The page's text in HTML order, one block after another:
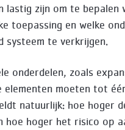
lastig zijn om te bepalen
toepassing en welke
systeem te verkrijgen.
onderdelen, zoals
elementen moeten tot
natuurlijk: hoe hoger
hoger het risico op